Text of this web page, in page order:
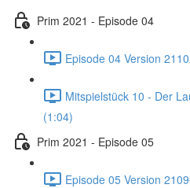
Prim 2021 - Episode 04
Episode 04 Version
Mitspielstück 10 - Der
(1:04)
Prim 2021 - Episode 05
Episode 05 Version